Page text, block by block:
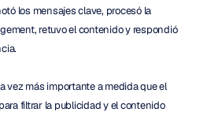
los mensajes clave, procesó la
retuvo el contenido y respondió
vez más importante a medida que el
filtrar la publicidad y el contenido